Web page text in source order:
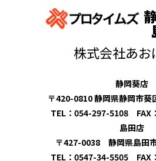
株式会社あお
静岡葵店
〒420-0810 静岡県静岡市葵
TEL：054-297-5108 FAX
島田店
〒427-0038 静岡県島田
TEL：0547-34-5505 FAX